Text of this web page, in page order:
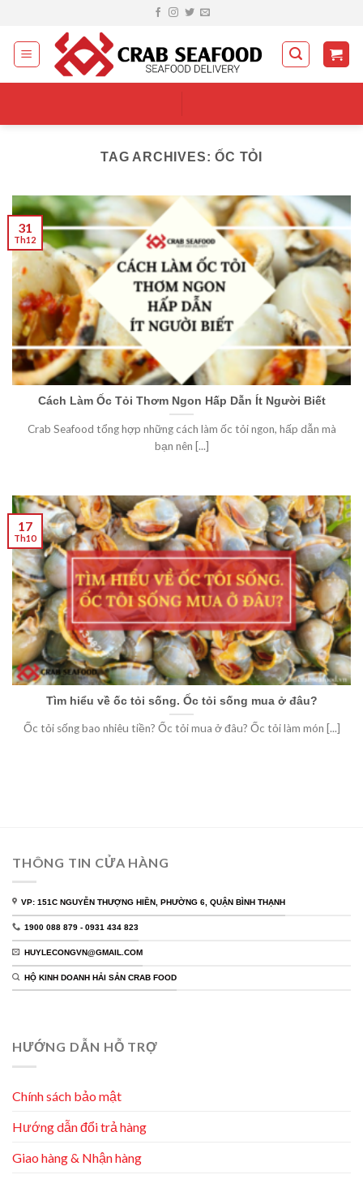
content
TAG ARCHIVES:ỐC TỎI
Cách Làm Ốc Tỏi Thơm Ngon Hấp Dẫn Ít Người Biết
Crab Seafood tổng hợp những cách làm ốc tỏi ngon, hấp dẫn mà
bạn nên [...]
31
Th12
Tìm hiểu về ốc tỏi sống. Ốc tỏi sống mua ở đâu?
Ốc tỏi sống bao nhiêu tiền? Ốc tỏi mua ở đâu? Ốc tỏi làm món [...]
17
Th10
THÔNG TIN CỬA HÀNG
VP: 151C NGUYỄN THƯỢNG HIỀN, PHƯỜNG 6, QUẬN BÌNH THẠNH
1900 088 879 - 0931 434 823
HUYLECONGVN@GMAIL.COM
HỘ KINH DOANH HẢI SẢN CRAB FOOD
HƯỚNG DẪN HỖ TRỢ
Chính sách bảo mật
Hướng dẫn đổi trả hàng
Giao hàng & Nhận hàng